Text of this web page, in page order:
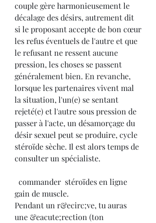
couple gère harmonieusement le
décalage des désirs, autrement dit
si le proposant accepte de bon cœur
les refus éventuels de l'autre et que
le refusant ne ressent aucune
pression, les choses se passent
généralement bien. En revanche,
lorsque les partenaires vivent mal
la situation, l'un(e) se sentant
rejeté(e) et l'autre sous pression de
passer à l'acte, un désamorçage du
désir sexuel peut se produire, cycle
stéroïde sèche. Il est alors temps de
consulter un spécialiste.
gain de muscle.
Pendant un r&ecirc;ve, tu auras
une &eacute;rection (ton